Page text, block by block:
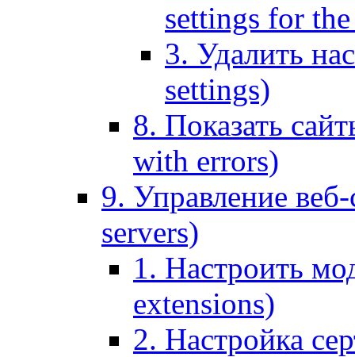
settings for
3. Удалить
settings)
8. Показать
with errors)
9. Управление
servers)
1. Настроить
extensions)
2. Настройка